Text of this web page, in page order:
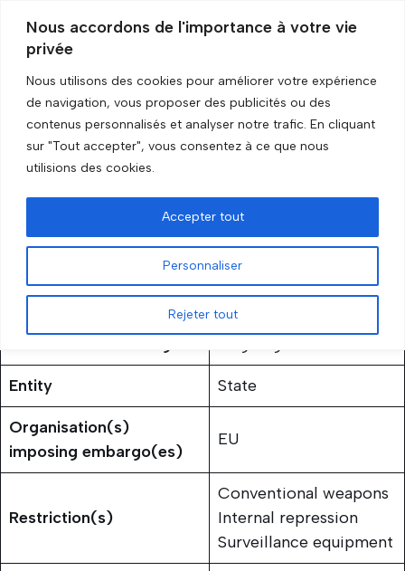
Nous accordons de l'importance à votre vie
privée
Nous utilisons des cookies pour améliorer votre expérience
de navigation, vous proposer des publicités ou des
contenus personnalisés et analyser notre trafic. En cliquant
sur "Tout accepter", vous consentez à ce que nous
utilisions des cookies.
Personnaliser
Rejeter tout
Accepter tout
Skip
to
content
Accueil»Venezuela
Venezuela
3 February 2026
Entity State
Organisation(s)
imposing embargo(es)
EU
Restriction(s)
Conventional weapons
Internal repression
Surveillance equipment